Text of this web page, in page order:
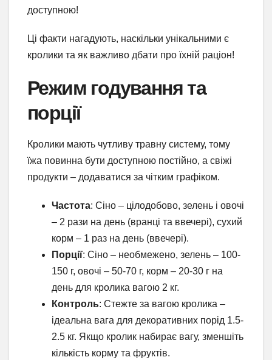
доступною!
Ці факти нагадують, наскільки унікальними є
кролики та як важливо дбати про їхній раціон!
Режим годування та
порції
Кролики мають чутливу травну систему, тому
їжа повинна бути доступною постійно, а свіжі
продукти – додаватися за чітким графіком.
Частота: Сіно – цілодобово, зелень і овочі
– 2 рази на день (вранці та ввечері), сухий
корм – 1 раз на день (ввечері).
Порції: Сіно – необмежено, зелень – 100-
150 г, овочі – 50-70 г, корм – 20-30 г на
день для кролика вагою 2 кг.
Контроль: Стежте за вагою кролика –
ідеальна вага для декоративних порід 1.5-
2.5 кг. Якщо кролик набирає вагу, зменшіть
кількість корму та фруктів.